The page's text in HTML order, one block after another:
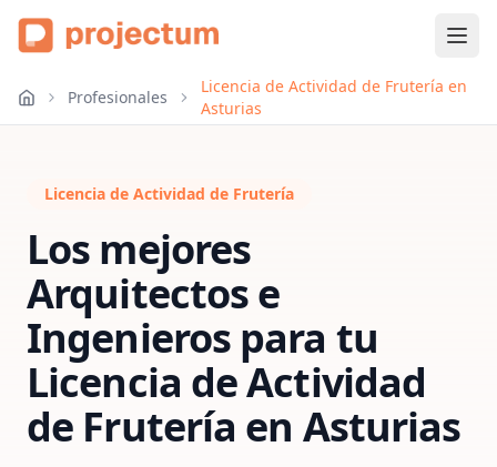
Profesionales
Licencia de Actividad de Frutería en
Asturias
Licencia de Actividad de Frutería
Los mejores
Arquitectos e
Ingenieros para tu
Licencia de Actividad
de Frutería en Asturias